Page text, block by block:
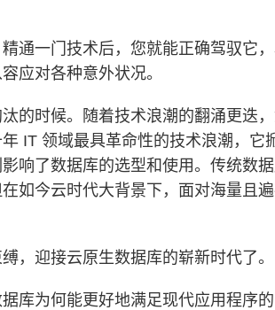
通一门技术后，您就能正确驾驭它
应对各种意外状况。
的时候。随着技术浪潮的翻涌更迭
IT 领域最具革命性的技术浪潮，它
响了数据库的选型和使用。传统数
如今云时代大背景下，面对海量且
，迎接云原生数据库的崭新时代了。
库为何能更好地满足现代应用程序的